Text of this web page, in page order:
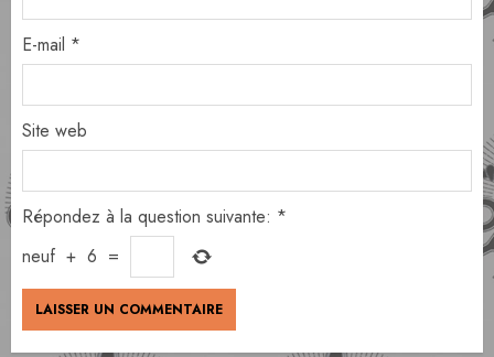
E-mail *
Site web
Répondez à la question suivante: *
neuf + 6 =